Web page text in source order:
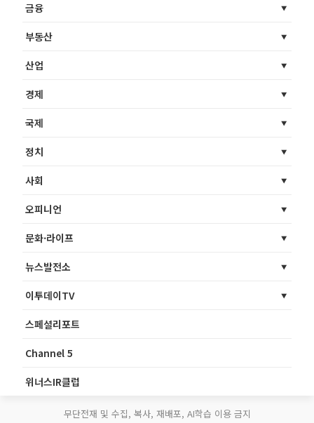
금융
부동산
산업
경제
국제
정치
사회
오피니언
문화·라이프
뉴스발전소
이투데이TV
스페셜리포트
Channel 5
위너스IR클럽
무단전재 및 수집, 복사, 재배포, AI학습 이용 금지